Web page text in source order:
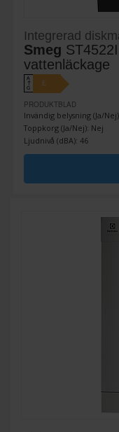
Integrerad
Smeg
vattenläckage
A
↑
G
E
PRODUKTBLAD
Invändig belysning (Ja/
Toppkorg (Ja/Nej): Nej
Ljudnivå (dBA): 46